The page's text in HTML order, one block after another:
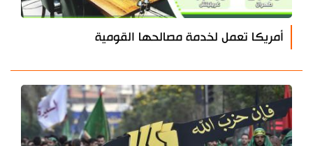
أمريكا تعمل لخدمة مصالحها القومية